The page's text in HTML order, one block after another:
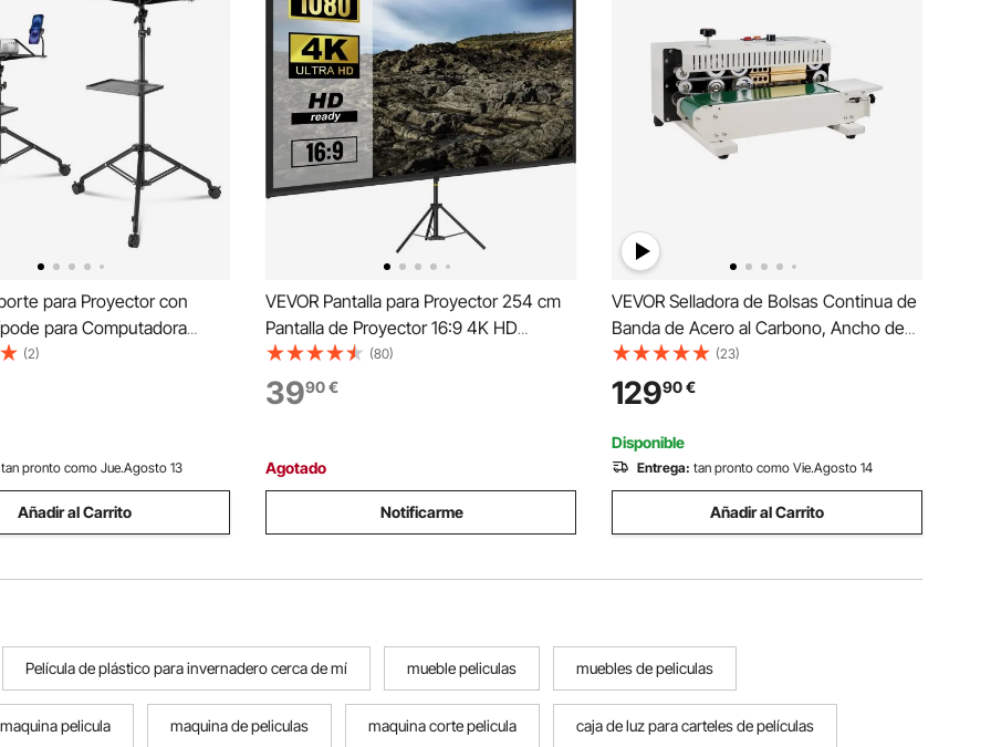
para Proyector con
para Computadora
2 Bandejas y Soporte para
Cuello de Cisne, Altura
795-1710mm para Películas
Hogar
(2)
tan pronto como Jue.Agosto 13
Añadir al Carrito
VEVOR Pantalla para Proyector 254 cm
Pantalla de Proyector 16:9 4K HD
Pantalla de Proyector con Trípode Altura
Ajustable 200 - 250 cm Pantalla
Proyector Portátil 227 x 127 cm para
(80)
3990€
Agotado
Notificarme
VEVOR Selladora de Bolsas Continua de
Banda de Acero al Carbono, Ancho de
Sellado de 6-12 mm, Selladora de Banda
Horizontal con Control de Temperatura
Digital para Películas de Plástico de
0,02-0,8mm
(23)
12990€
Disponible
Entrega: tan pronto como Vie.Agosto 14
Añadir al Carrito
Película de plástico para invernadero cerca de mí mueble peliculas muebles de peliculas
pelicula maquina de peliculas maquina corte pelicula caja de luz para carteles de películas